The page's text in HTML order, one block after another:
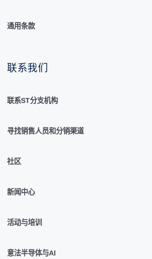
通用条款
联系我们
联系ST分支机构
寻找销售人员和分销渠道
社区
新闻中心
活动与培训
意法半导体与AI